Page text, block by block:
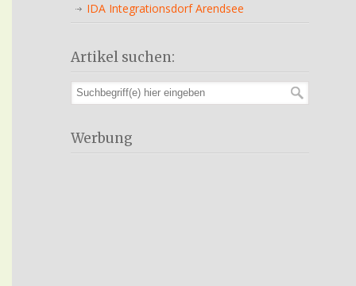
IDA Integrationsdorf Arendsee
Artikel suchen:
Werbung